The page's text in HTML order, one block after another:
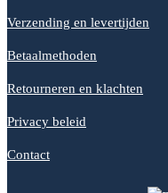
Verzending en levertijden
Betaalmethoden
Retourneren en klachten
Privacy beleid
Contact